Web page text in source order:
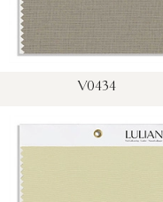
V0434